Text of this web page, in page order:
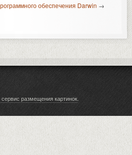
обеспечения Darwin →
размещения картинок.